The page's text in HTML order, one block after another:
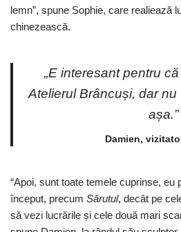
lemn”, spune Sophie, care realiează
chinezească.
„E interesant pentru
Atelierul Brâncuși, dar
așa.”
Damien,
“Apoi, sunt toate temele cuprinse, eu
început, precum Sărutul, decât pe
să vezi lucrările și cele două mari